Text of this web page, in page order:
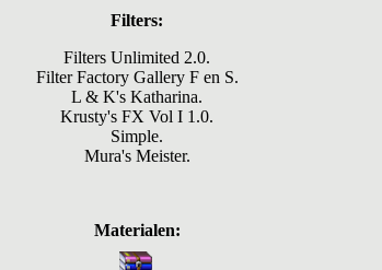
Filters:
Filters Unlimited 2.0.
Filter Factory Gallery F en S.
L & K's Katharina.
Krusty's FX Vol I 1.0.
Simple.
Mura's Meister.
Materialen: